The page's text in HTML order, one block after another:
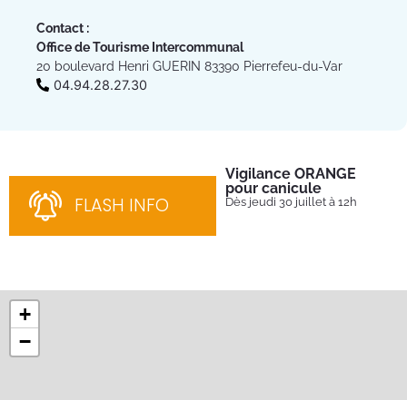
Contact :
Office de Tourisme Intercommunal
20 boulevard Henri GUERIN 83390 Pierrefeu-du-Var
04.94.28.27.30
FLASH INFO
Vigilance ORANGE
pour canicule
Dès jeudi 30 juillet à 12h
+
−